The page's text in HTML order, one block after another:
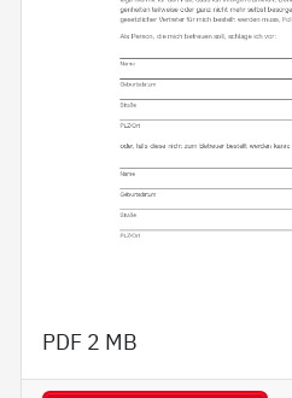
PDF 2 MB